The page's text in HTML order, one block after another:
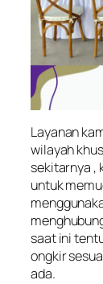
Layanan
wilayah
sekitarnya ,
untuk
saat ini
ongkir
ada.